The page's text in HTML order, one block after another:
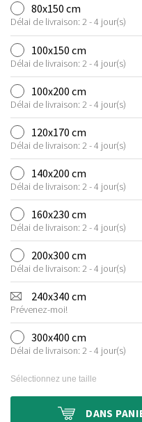
80x150 cm
Délai de livraison: 2 - 4 jour(s)
100x150 cm
Délai de livraison: 2 - 4 jour(s)
100x200 cm
Délai de livraison: 2 - 4 jour(s)
120x170 cm
Délai de livraison: 2 - 4 jour(s)
140x200 cm
Délai de livraison: 2 - 4 jour(s)
160x230 cm
Délai de livraison: 2 - 4 jour(s)
200x300 cm
Délai de livraison: 2 - 4 jour(s)
240x340 cm
Prévenez-moi!
300x400 cm
Délai de livraison: 2 - 4 jour(s)
Sélectionnez une taille
DANS